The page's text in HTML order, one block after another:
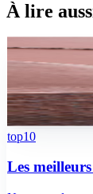
À lire
comparatif
Marrakech
Marrakech ou
top10
Les